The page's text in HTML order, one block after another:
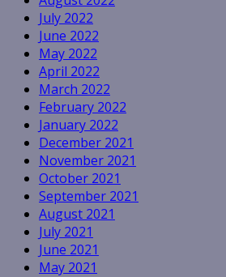
July 2022
June 2022
May 2022
April 2022
March 2022
February 2022
January 2022
December 2021
November 2021
October 2021
September 2021
August 2021
July 2021
June 2021
May 2021